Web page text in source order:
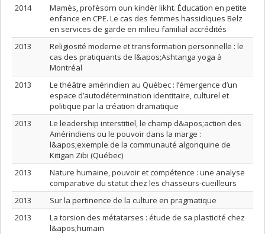
2014
Mamès, profèsorn oun kindèr likht. Éducation en petite
enfance en CPE. Le cas des femmes hassidiques Belz
en services de garde en milieu familial accrédités
2013
Religiosité moderne et transformation personnelle : le
cas des pratiquants de l&apos;Ashtanga yoga à
Montréal
2013
Le théâtre amérindien au Québec : l’émergence d’un
espace d’autodétermination identitaire, culturel et
politique par la création dramatique
2013
Le leadership interstitiel, le champ d&apos;action des
Amérindiens ou le pouvoir dans la marge :
l&apos;exemple de la communauté algonquine de
Kitigan Zibi (Québec)
2013
Nature humaine, pouvoir et compétence : une analyse
comparative du statut chez les chasseurs-cueilleurs
2013
Sur la pertinence de la culture en pragmatique
2013
La torsion des métatarses : étude de sa plasticité chez
l&apos;humain